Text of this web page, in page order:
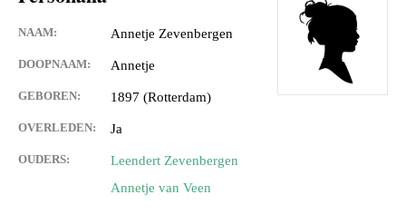
NAAM: Annetje Zevenbergen
DOOPNAAM: Annetje
GEBOREN: 1897 (Rotterdam)
OVERLEDEN: Ja
OUDERS:
Leendert Zevenbergen
Annetje van Veen